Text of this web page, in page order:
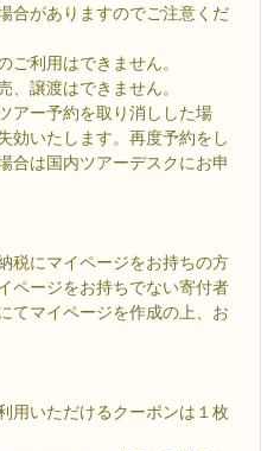
合がありますのでご注意くだ
ご利用はできません。
、譲渡はできません。
アー予約を取り消しした場
効いたします。再度予約をし
合は国内ツアーデスクにお申
税にマイページをお持ちの方
ページをお持ちでない寄付者
てマイページを作成の上、お
用いただけるクーポンは１枚